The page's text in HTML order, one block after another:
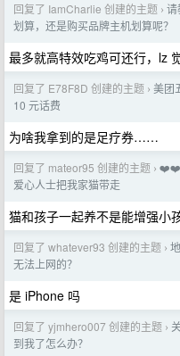
回复了 IamCharlie 创建的主题 › 请
划算，还是购买品牌主机划算呢？
最多就高特效吃鸡可还行，lz
回复了 E78F8D 创建的主题 › 美团
10 元话费
为啥我拿到的是足疗券……
回复了 mateor95 创建的主题 ›
爱心人士把我家猫带走
猫和孩子一起养不是能增强小
回复了 whatever93 创建的主题 ›
无法上网的？
是 iPhone 吗
回复了 yjmhero007 创建的主题 ›
到我了怎么办？